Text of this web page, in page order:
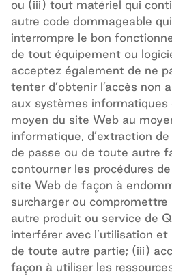
ou (iii) tout matériel qui
autre code dommageable
interrompre le bon
de tout équipement ou
acceptez également de ne
tenter d’obtenir l’accès non
aux systèmes informatiques
moyen du site Web au
informatique, d’extraction
de passe ou de toute autre
contourner les procédures
site Web de façon à
surcharger ou
autre produit ou service de
interférer avec l’utilisation
de toute autre partie; (iii)
façon à utiliser les